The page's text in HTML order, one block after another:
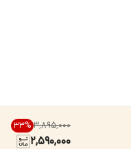
۳٬۸۹۵٬۰۰۰ 33%
2,590,000